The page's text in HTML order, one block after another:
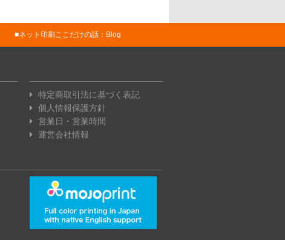
ネット印刷ここだけの話：Blog
特定商取引法に基づく表記
個人情報保護方針
営業日・営業時間
運営会社情報